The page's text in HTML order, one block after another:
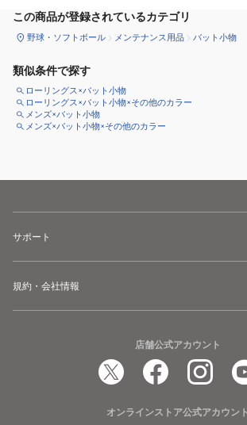
この商品が登録されているカテゴリ
野球・ソフトボール メンテナンス用品 バット小物
類似条件で探す
ローリングス×バット小物
ローリングス×バット小物×その他のカラー
メンズ×バット小物
メンズ×バット小物×その他のカラー
サポート
規約・会社情報
店舗公式アカウント
オンラインストア公式アカウント